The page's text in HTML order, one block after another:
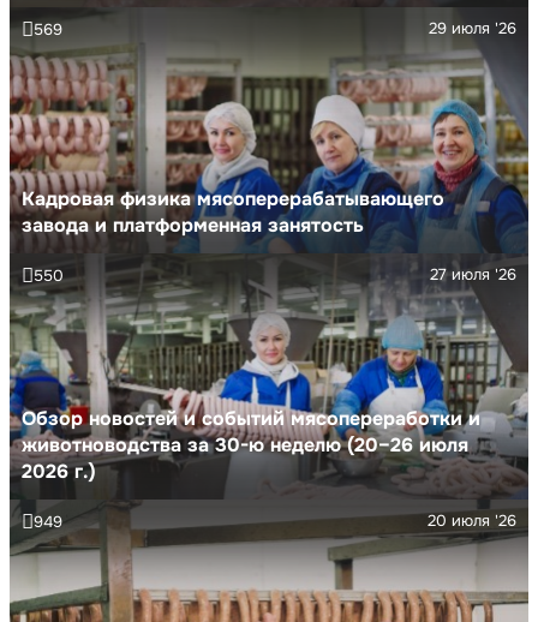
Кадровая физика мясоперерабатывающего
завода и платформенная занятость
29 июля '26
569
Обзор новостей и событий мясопереработки и
животноводства за 30-ю неделю (20–26 июля
2026 г.)
27 июля '26
550
20 июля '26
949